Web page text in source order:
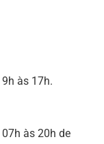
às 17h.
às 20h de